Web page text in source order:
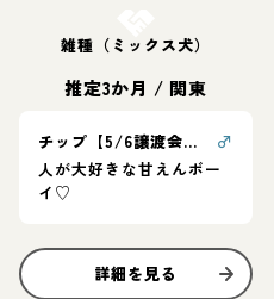
雑種（ミックス犬）
推定3か月 / 関東
チップ【5/6譲渡会！】
♂
人が大好きな甘えんボー
イ♡
詳細を見る